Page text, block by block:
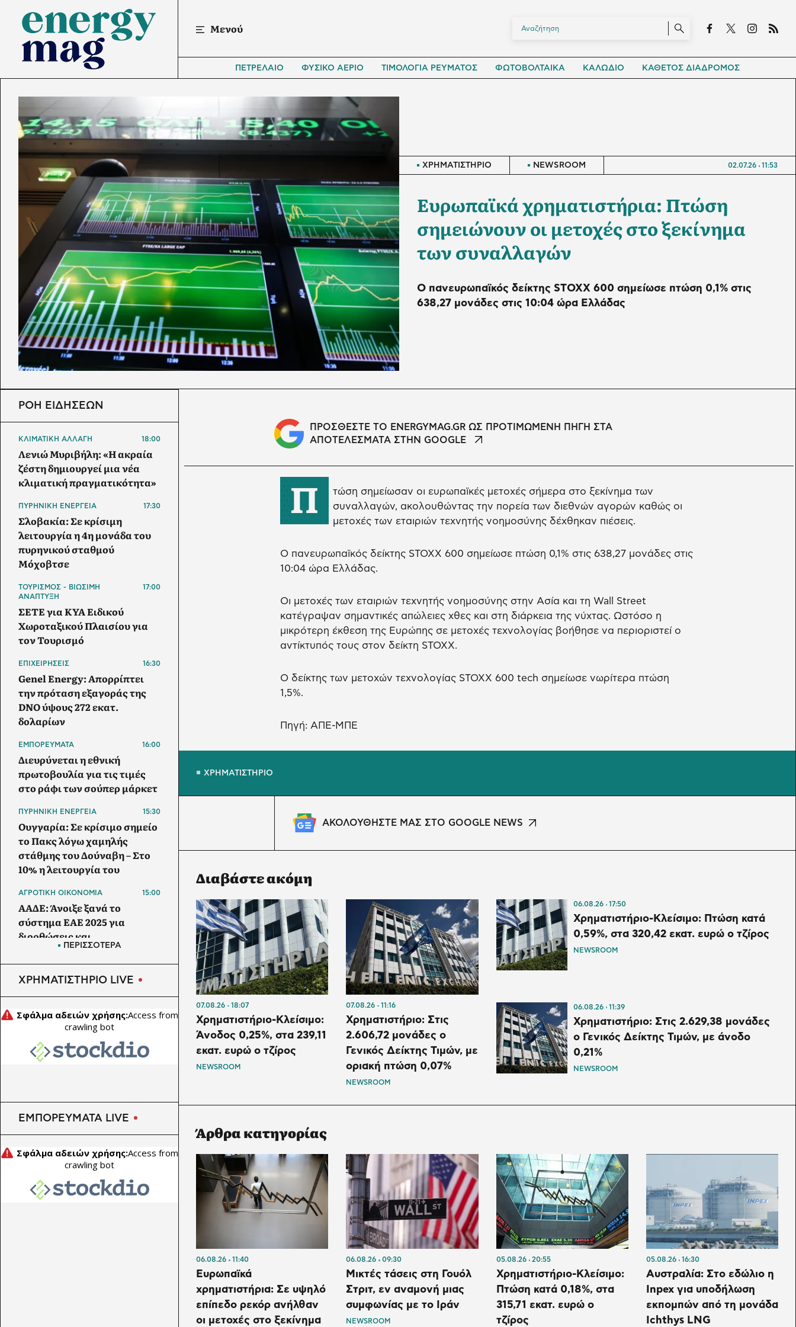
Μενού
ΠΕΤΡΕΛΑΙΟ ΦΥΣΙΚΟ ΑΕΡΙΟ ΤΙΜΟΛΟΓΙΑ ΡΕΥΜΑΤΟΣ ΦΩΤΟΒΟΛΤΑΙΚΑ ΚΑΛΩΔΙΟ ΚΑΘΕΤΟΣ ΔΙΑΔΡΟΜΟΣ
ΧΡΗΜΑΤΙΣΤΗΡΙΟ NEWSROOM 02.07.26 11:53
Ευρωπαϊκά χρηματιστήρια: Πτώση
σημειώνουν οι μετοχές στο ξεκίνημα
των συναλλαγών
Ο πανευρωπαϊκός δείκτης STOXX 600 σημείωσε πτώση 0,1% στις
638,27 μονάδες στις 10:04 ώρα Ελλάδας
ΠΡΟΣΘΕΣΤΕ ΤΟ ENERGYMAG.GR ΩΣ ΠΡΟΤΙΜΩΜΕΝΗ ΠΗΓΗ ΣΤΑ
ΑΠΟΤΕΛΕΣΜΑΤΑ ΣΤΗΝ GOOGLE
Π
τώση σημείωσαν οι ευρωπαϊκές μετοχές σήμερα στο ξεκίνημα των
συναλλαγών, ακολουθώντας την πορεία των διεθνών αγορών καθώς οι
μετοχές των εταιριών τεχνητής νοημοσύνης δέχθηκαν πιέσεις.
Ο πανευρωπαϊκός δείκτης STOXX 600 σημείωσε πτώση 0,1% στις 638,27 μονάδες στις
10:04 ώρα Ελλάδας.
Οι μετοχές των εταιριών τεχνητής νοημοσύνης στην Ασία και τη Wall Street
κατέγραψαν σημαντικές απώλειες χθες και στη διάρκεια της νύχτας. Ωστόσο η
μικρότερη έκθεση της Ευρώπης σε μετοχές τεχνολογίας βοήθησε να περιοριστεί ο
αντίκτυπός τους στον δείκτη STOXX.
Ο δείκτης των μετοχών τεχνολογίας STOXX 600 tech σημείωσε νωρίτερα πτώση
1,5%.
Πηγή: ΑΠΕ-ΜΠΕ
ΧΡΗΜΑΤΙΣΤΗΡΙΟ
ΑΚΟΛΟΥΘΗΣΤΕ ΜΑΣ ΣΤΟ GOOGLE NEWS
Διαβάστε ακόμη
07.08.26 18:07
Χρηματιστήριο-Κλείσιμο:
Άνοδος 0,25%, στα 239,11
εκατ. ευρώ ο τζίρος
NEWSROOM
07.08.26 11:16
Χρηματιστήριο: Στις
2.606,72 μονάδες ο
Γενικός Δείκτης Τιμών, με
οριακή πτώση 0,07%
NEWSROOM
06.08.26 17:50
Χρηματιστήριο-Κλείσιμο: Πτώση κατά
0,59%, στα 320,42 εκατ. ευρώ ο τζίρος
NEWSROOM
06.08.26 11:39
Χρηματιστήριο: Στις 2.629,38 μονάδες
ο Γενικός Δείκτης Τιμών, με άνοδο
0,21%
NEWSROOM
Άρθρα κατηγορίας
06.08.26 11:40
Ευρωπαϊκά
χρηματιστήρια: Σε υψηλό
επίπεδο ρεκόρ ανήλθαν
οι μετοχές στο ξεκίνημα
06.08.26 09:30
Μικτές τάσεις στη Γουόλ
Στριτ, εν αναμονή μιας
συμφωνίας με το Ιράν
NEWSROOM
05.08.26 20:55
Χρηματιστήριο-Κλείσιμο:
Πτώση κατά 0,18%, στα
315,71 εκατ. ευρώ ο
τζίρος
05.08.26 16:30
Αυστραλία: Στο εδώλιο η
Inpex για υποδήλωση
εκπομπών από τη μονάδα
Ichthys LNG
ΡΟΗ ΕΙΔΗΣΕΩΝ
ΚΛΙΜΑΤΙΚΗ ΑΛΛΑΓΗ 18:00
Λενιώ Μυριβήλη: «Η ακραία
ζέστη δημιουργεί μια νέα
κλιματική πραγματικότητα»
ΠΥΡΗΝΙΚΗ ΕΝΕΡΓΕΙΑ 17:30
Σλοβακία: Σε κρίσιμη
λειτουργία η 4η μονάδα του
πυρηνικού σταθμού
Μόχοβτσε
ΤΟΥΡΙΣΜΟΣ - ΒΙΩΣΙΜΗ
ΑΝΑΠΤΥΞΗ
17:00
ΣΕΤΕ για ΚΥΑ Ειδικού
Χωροταξικού Πλαισίου για
τον Τουρισμό
ΕΠΙΧΕΙΡΗΣΕΙΣ 16:30
Genel Energy: Απορρίπτει
την πρόταση εξαγοράς της
DNO ύψους 272 εκατ.
δολαρίων
ΕΜΠΟΡΕΥΜΑΤΑ 16:00
Διευρύνεται η εθνική
πρωτοβουλία για τις τιμές
στο ράφι των σούπερ μάρκετ
ΠΥΡΗΝΙΚΗ ΕΝΕΡΓΕΙΑ 15:30
Ουγγαρία: Σε κρίσιμο σημείο
το Πακς λόγω χαμηλής
στάθμης του Δούναβη – Στο
10% η λειτουργία του
ΑΓΡΟΤΙΚΗ ΟΙΚΟΝΟΜΙΑ 15:00
ΑΑΔΕ: Άνοιξε ξανά το
σύστημα ΕΑΕ 2025 για
διορθώσεις και
συμπληρώσεις στοιχείων
από τους παραγωγούς
προβλέψεις για τα κέρδη
λόγω πετρελαίου και LNG
ΠΕΡΙΣΣΟΤΕΡΑ
ΧΡΗΜΑΤΙΣΤΗΡΙΟ LIVE
ΕΜΠΟΡΕΥΜΑΤΑ LIVE